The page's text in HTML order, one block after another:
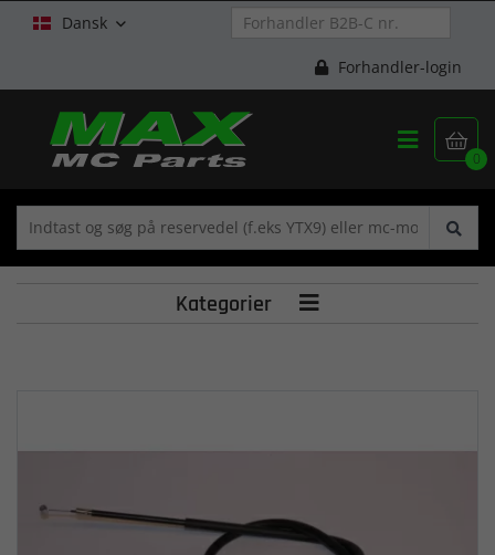
Dansk 
Forhandler-login

0

Kategorier 